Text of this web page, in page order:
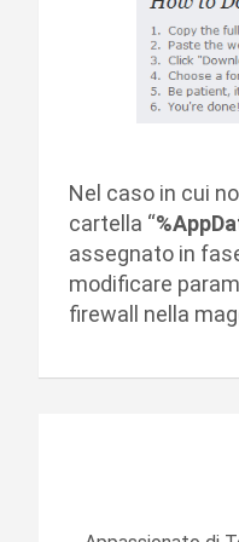
Nel caso in cui
cartella “
assegnato in
modificare
firewall nella